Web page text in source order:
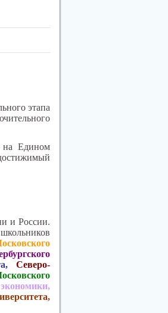
этапа
на Едином
и России.
Северо-